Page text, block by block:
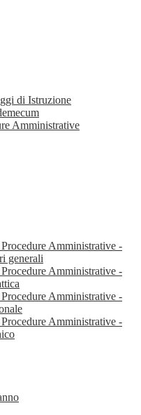
di Istruzione
Amministrative
Amministrative -
generali
Amministrative -
Amministrative -
Amministrative -